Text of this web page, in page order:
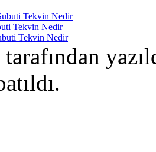
Tekvin Nedir
Tekvin Nedir
Tekvin Nedir